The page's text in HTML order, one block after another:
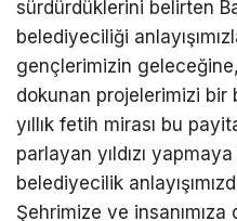
sürdürdüklerini belirten
belediyeciliği
gençlerimizin geleceğine,
dokunan projelerimizi
yıllık fetih mirası bu
parlayan yıldızı yapmaya
belediyecilik
Şehrimize ve insanımıza